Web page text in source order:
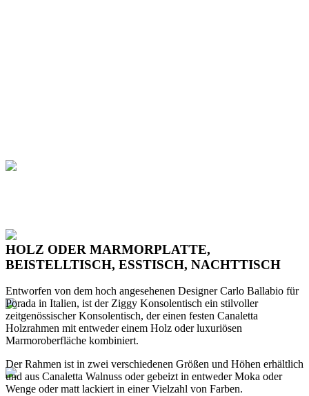
HOLZ ODER MARMORPLATTE,
BEISTELLTISCH, ESSTISCH, NACHTTISCH
Entworfen von dem hoch angesehenen Designer Carlo Ballabio für
Porada in Italien, ist der Ziggy Konsolentisch ein stilvoller
zeitgenössischer Konsolentisch, der einen festen Canaletta
Holzrahmen mit entweder einem Holz oder luxuriösen
Marmoroberfläche kombiniert.
Der Rahmen ist in zwei verschiedenen Größen und Höhen erhältlich
und aus Canaletta Walnuss oder gebeizt in entweder Moka oder
Wenge oder matt lackiert in einer Vielzahl von Farben.